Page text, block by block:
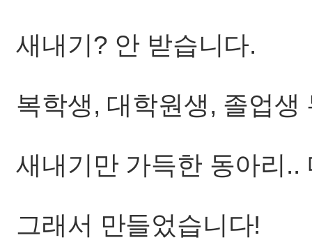
새내기? 안 받습니다.
복학생, 대학원생, 졸업생
새내기만 가득한 동아리
그래서 만들었습니다!